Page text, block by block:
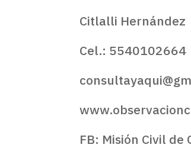
Citlalli Hernández
Cel.: 5540102664
FB: Misión Civil